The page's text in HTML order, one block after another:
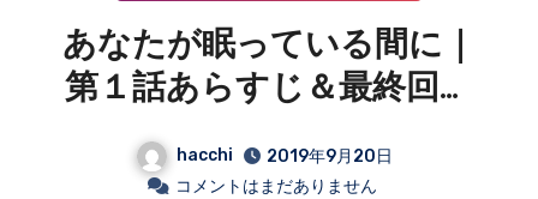
あなたが眠っている間に｜
第１話あらすじ＆最終回ま
hacchi
2019年9月20日
コメントはまだありません